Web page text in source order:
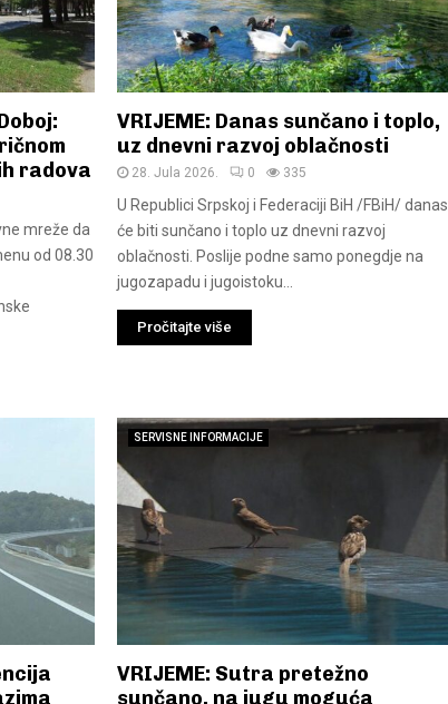
radova
mreže da
od 08.30
VRIJEME: Danas sunčano i toplo,
uz dnevni razvoj oblačnosti
28. Jula 2026. 0 335
U Republici Srpskoj i Federaciji BiH /FBiH/ danas
će biti sunčano i toplo uz dnevni razvoj
oblačnosti. Poslije podne samo ponegdje na
jugozapadu i jugoistoku...
Pročitajte više
SERVISNE INFORMACIJE
VRIJEME: Sutra pretežno
sunčano, na jugu moguća